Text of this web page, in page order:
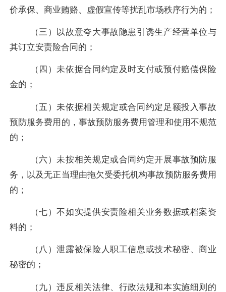
价承保、商业贿赂、虚假宣传等扰乱市场秩序行为的；
（三）以故意夸大事故隐患引诱生产经营单位与
其订立安责险合同的；
（四）未依据合同约定及时支付或预付赔偿保险
金的；
（五）未依据相关规定或合同约定足额投入事故
预防服务费用的，事故预防服务费用管理和使用不规范
的；
（六）未按相关规定或合同约定开展事故预防服
务，以及无正当理由拖欠受委托机构事故预防服务费用
的；
（七）不如实提供安责险相关业务数据或档案资
料的；
（八）泄露被保险人职工信息或技术秘密、商业
秘密的；
（九）违反相关法律、行政法规和本实施细则 的